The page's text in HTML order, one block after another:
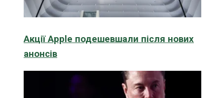
Акції Apple подешевшали після нових
анонсів